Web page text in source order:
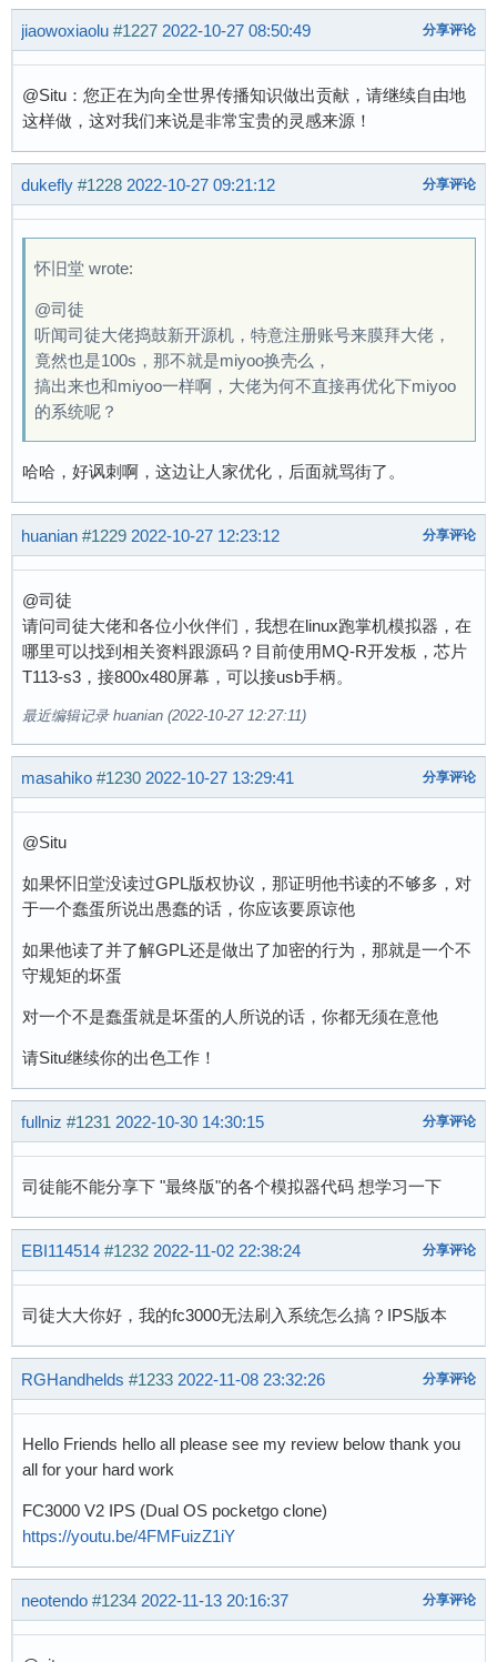
jiaowoxiaolu #1227 2022-10-27 08:50:49 分享评论
@Situ：您正在为向全世界传播知识做出贡献，请继续自由地
这样做，这对我们来说是非常宝贵的灵感来源！
dukefly #1228 2022-10-27 09:21:12 分享评论
怀旧堂 wrote:
@司徒
听闻司徒大佬捣鼓新开源机，特意注册账号来膜拜大佬，
竟然也是100s，那不就是miyoo换壳么，
搞出来也和miyoo一样啊，大佬为何不直接再优化下miyoo
的系统呢？
哈哈，好讽刺啊，这边让人家优化，后面就骂街了。
huanian #1229 2022-10-27 12:23:12 分享评论
@司徒
请问司徒大佬和各位小伙伴们，我想在linux跑掌机模拟器，在
哪里可以找到相关资料跟源码？目前使用MQ-R开发板，芯片
T113-s3，接800x480屏幕，可以接usb手柄。
最近编辑记录 huanian (2022-10-27 12:27:11)
masahiko #1230 2022-10-27 13:29:41 分享评论
@Situ
如果怀旧堂没读过GPL版权协议，那证明他书读的不够多，对
于一个蠢蛋所说出愚蠢的话，你应该要原谅他
如果他读了并了解GPL还是做出了加密的行为，那就是一个不
守规矩的坏蛋
对一个不是蠢蛋就是坏蛋的人所说的话，你都无须在意他
请Situ继续你的出色工作！
fullniz #1231 2022-10-30 14:30:15 分享评论
司徒能不能分享下 "最终版"的各个模拟器代码 想学习一下
EBI114514 #1232 2022-11-02 22:38:24 分享评论
司徒大大你好，我的fc3000无法刷入系统怎么搞？IPS版本
RGHandhelds #1233 2022-11-08 23:32:26 分享评论
Hello Friends hello all please see my review below thank you
all for your hard work
FC3000 V2 IPS (Dual OS pocketgo clone)
https://youtu.be/4FMFuizZ1iY
neotendo #1234 2022-11-13 20:16:37 分享评论